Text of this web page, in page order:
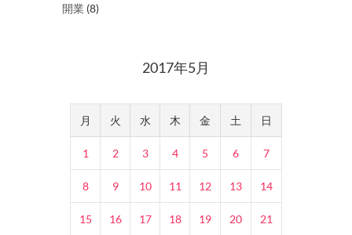
開業 (8)
2017年5月
月 火 水 木 金 土 日
1 2 3 4 5 6 7
8 9 10 11 12 13 14
15 16 17 18 19 20 21